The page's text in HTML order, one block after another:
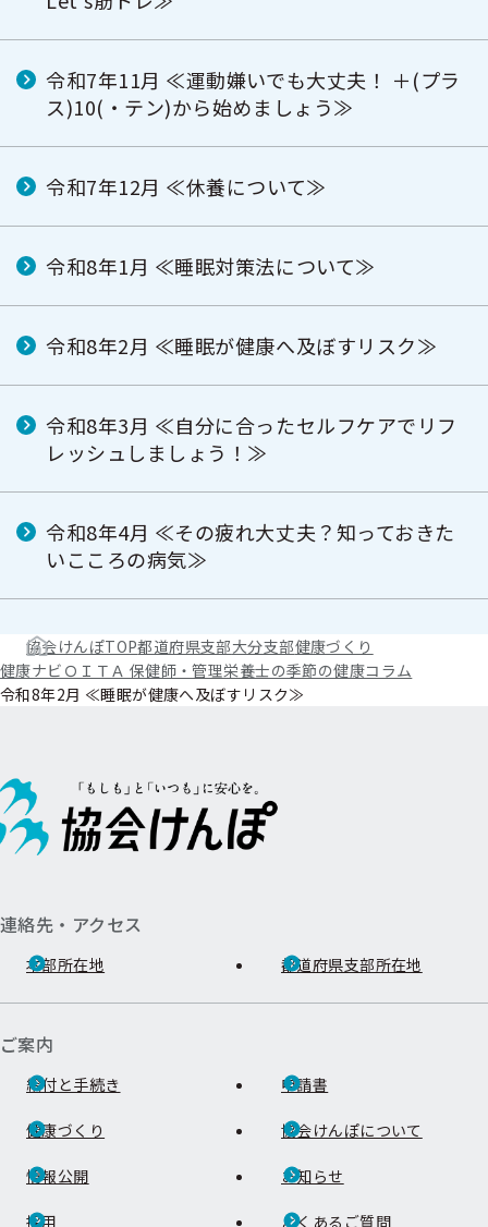
令和7年11月 ≪運動嫌いでも大丈夫！ ＋(プラ
ス)10(・テン)から始めましょう≫
令和7年12月 ≪休養について≫
令和8年1月 ≪睡眠対策法について≫
令和8年2月 ≪睡眠が健康へ及ぼすリスク≫
令和8年3月 ≪自分に合ったセルフケアでリフ
レッシュしましょう！≫
令和8年4月 ≪その疲れ大丈夫？知っておきた
いこころの病気≫
協会けんぽTOP都道府県支部大分支部健康づくり
健康ナビＯＩＴＡ 保健師・管理栄養士の季節の健康コラム
令和8年2月 ≪睡眠が健康へ及ぼすリスク≫
連絡先・アクセス
本部所在地 都道府県支部所在地
ご案内
給付と手続き 申請書
健康づくり 協会けんぽについて
情報公開 お知らせ
採用 よくあるご質問